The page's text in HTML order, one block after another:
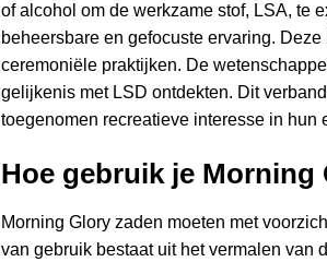
of alcohol om de werkzame stof, LSA, te
beheersbare en gefocuste ervaring.
ceremoniële praktijken. De
gelijkenis met LSD ontdekten. Dit
toegenomen recreatieve interesse in hun
Hoe gebruik je Morning
Morning Glory zaden moeten met
van gebruik bestaat uit het vermalen van